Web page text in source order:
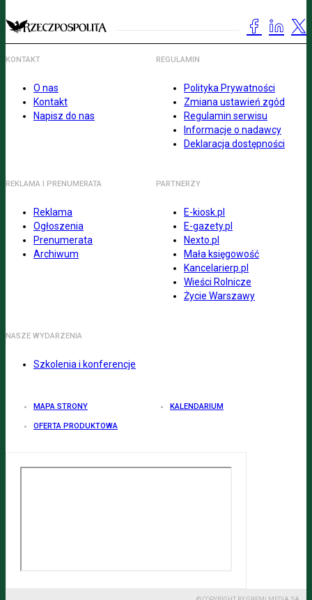
KONTAKT
O nas
Kontakt
Napisz do nas
REGULAMIN
Polityka Prywatności
Zmiana ustawień zgód
Regulamin serwisu
Informacje o nadawcy
Deklaracja dostępności
REKLAMA I PRENUMERATA
Reklama
Ogłoszenia
Prenumerata
Archiwum
PARTNERZY
E-kiosk.pl
E-gazety.pl
Nexto.pl
Mała księgowość
Kancelarierp.pl
Wieści Rolnicze
Życie Warszawy
NASZE WYDARZENIA
Szkolenia i konferencje
MAPA STRONY KALENDARIUM
OFERTA PRODUKTOWA